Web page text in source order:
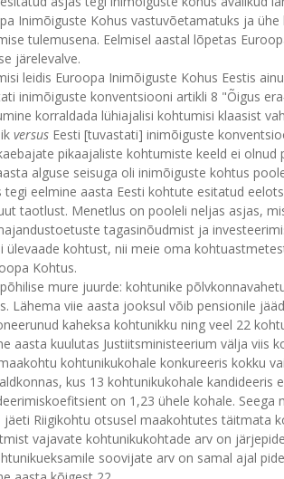
Inimõiguste Kohus vastuvõetamatuks ja
tulemusena. Eelmisel aastal lõpetas
järelevalve.
leidis Euroopa Inimõiguste Kohus Eestis
inimõiguste konventsiooni artikli 8 "Õigus
korraldada lühiajalisi kohtumisi klaasist
versus Eesti [tuvastati] inimõiguste
pikaajaliste kohtumiste keeld ei
alguse seisuga oli inimõiguste kohtus
tegi eelmine aasta Eesti kohtute esitatud
taotlust. Menetlus on pooleli neljas asjas,
tagasinõudmist ja
ülevaade kohtust, nii meie oma
Kohtus.
mure juurde: kohtunike
Lähema viie aasta jooksul võib pensionile
kaheksa kohtunikku ning veel 22
aasta kuulutas Justiitsministeerium välja viis
kohtunikukohale konkureeris kokku
kus 13 kohtunikukohale kandideeris
on 1,23 ühele kohale.
jäeti Riigikohtu otsusel maakohtutes täitmata
vajavate kohtunikukohtade arv on
soovijate arv on samal ajal